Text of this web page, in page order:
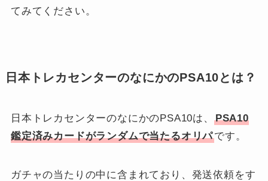
てみてください。
日本トレカセンターのなにかのPSA10とは？
日本トレカセンターのなにかのPSA10は、
PSA10
鑑定済みカードがランダムで当たるオリパです。
ガチャの当たりの中に含まれており、発送依頼をす